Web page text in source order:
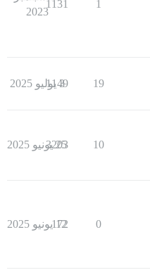
1
1131
2023
19
1149
3 يوليو 2025
10
3203
25 يونيو 2025
0
172
12 يونيو 2025